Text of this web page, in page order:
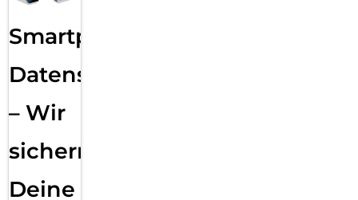
Smartphone
Datensicherung
– Wir
sichern
Deine